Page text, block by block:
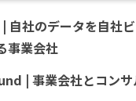
社のデータを自社
事業会社
| 事業会社とコンサ